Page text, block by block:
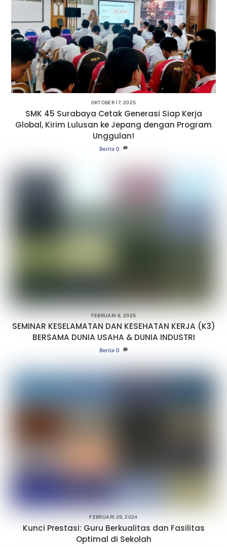
OKTOBER 17, 2025
SMK 45 Surabaya Cetak Generasi Siap Kerja
Global, Kirim Lulusan ke Jepang dengan Program
Unggulan!
Berita 0
FEBRUARI 6, 2025
SEMINAR KESELAMATAN DAN KESEHATAN KERJA (K3)
BERSAMA DUNIA USAHA & DUNIA INDUSTRI
Berita 0
FEBRUARI 29, 2024
Kunci Prestasi: Guru Berkualitas dan Fasilitas
Optimal di Sekolah